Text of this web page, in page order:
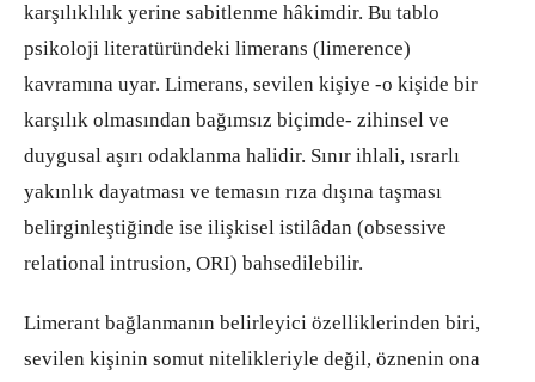
karşılıklılık yerine sabitlenme hâkimdir. Bu tablo
psikoloji literatüründeki limerans (limerence)
kavramına uyar. Limerans, sevilen kişiye -o kişide bir
karşılık olmasından bağımsız biçimde- zihinsel ve
duygusal aşırı odaklanma halidir. Sınır ihlali, ısrarlı
yakınlık dayatması ve temasın rıza dışına taşması
belirginleştiğinde ise ilişkisel istilâdan (obsessive
relational intrusion, ORI) bahsedilebilir.
Limerant bağlanmanın belirleyici özelliklerinden biri,
sevilen kişinin somut nitelikleriyle değil, öznenin ona